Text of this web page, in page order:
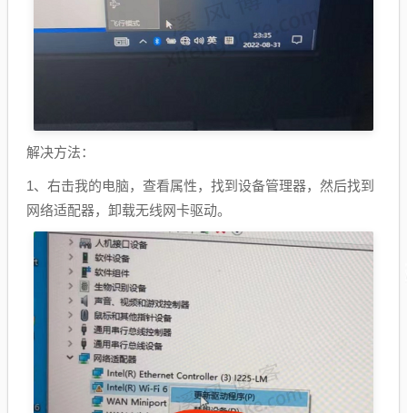
解决方法：
1、右击我的电脑，查看属性，找到设备管理器，然后找到
网络适配器，卸载无线网卡驱动。